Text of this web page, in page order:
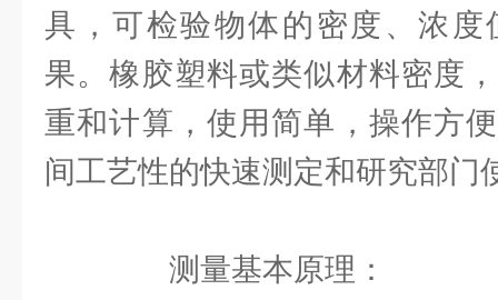
具，可检验物体的密度、浓度
果。橡胶塑料或类似材料密度
重和计算，使用简单，操作方
间工艺性的快速测定和研究部门
测量基本原理：